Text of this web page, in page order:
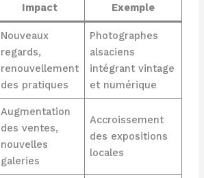
Impact Exemple
Nouveaux
regards,
renouvellement
des pratiques
Photographes
alsaciens
intégrant vintage
et numérique
Augmentation
des ventes,
nouvelles
galeries
Accroissement
des expositions
locales